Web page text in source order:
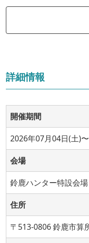
詳細情報
開催期間
2026年07月04日(土)
会場
鈴鹿ハンター特設会場
住所
〒513-0806 鈴鹿市算